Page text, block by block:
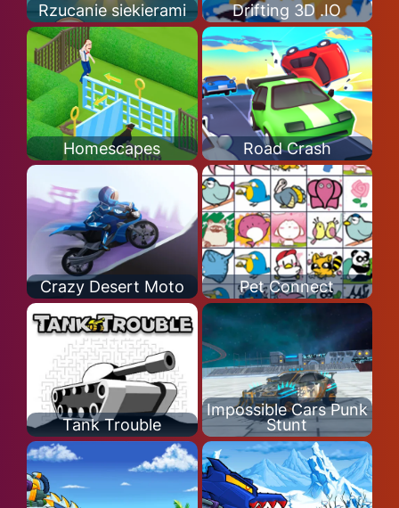
Rzucanie siekierami Drifting 3D .IO
Homescapes Road Crash
Crazy Desert Moto Pet Connect
Tank Trouble
Impossible Cars Punk
Stunt